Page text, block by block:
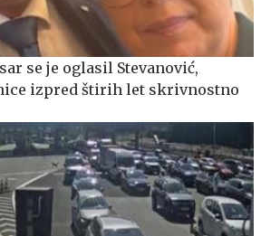
se je oglasil Stevanović,
izpred štirih let skrivnostno